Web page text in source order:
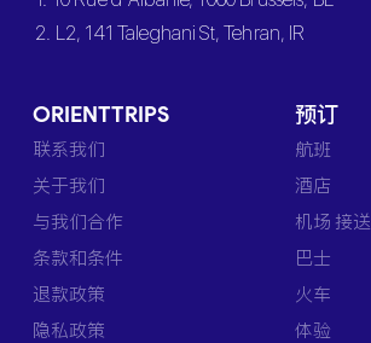
2. L2, 141 Taleghani St, Tehran, IR
ORIENTTRIPS
联系我们
关于我们
与我们合作
条款和条件
退款政策
隐私政策
预订
航班
酒店
机场 接送
巴士
火车
体验